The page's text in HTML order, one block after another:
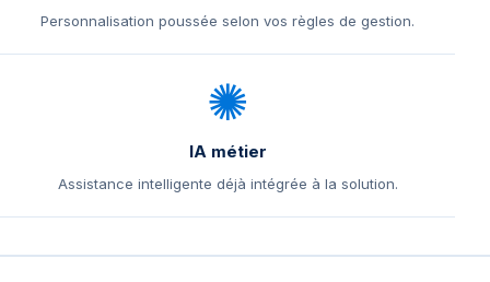
Personnalisation poussée selon vos règles de gestion.
✺
IA métier
Assistance intelligente déjà intégrée à la solution.